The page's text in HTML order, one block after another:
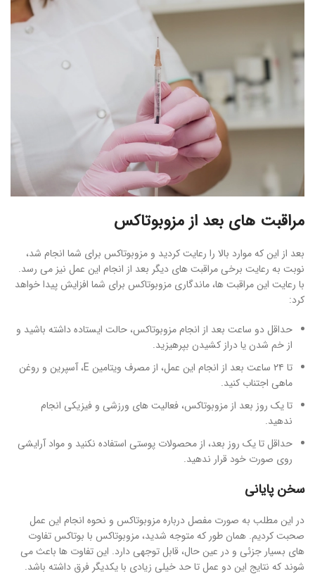
مراقبت های بعد از مزوبوتاکس
بعد از این که موارد بالا را رعایت کردید و مزوبوتاکس برای شما انجام شد،
نوبت به رعایت برخی مراقبت های دیگر بعد از انجام این عمل نیز می رسد.
با رعایت این مراقبت ها، ماندگاری مزوبوتاکس برای شما افزایش پیدا خواهد
کرد:
حداقل دو ساعت بعد از انجام مزوبوتاکس، حالت ایستاده داشته باشید و
از خم شدن یا دراز کشیدن بپرهیزید.
تا ۲۴ ساعت بعد از انجام این عمل، از مصرف ویتامین E، آسپرین و روغن
ماهی اجتناب کنید.
تا یک روز بعد از مزوبوتاکس، فعالیت های ورزشی و فیزیکی انجام
ندهید.
حداقل تا یک روز بعد، از محصولات پوستی استفاده نکنید و مواد آرایشی
روی صورت خود قرار ندهید.
سخن پایانی
در این مطلب به صورت مفصل درباره مزوبوتاکس و نحوه انجام این عمل
صحبت کردیم. همان طور که متوجه شدید، مزوبوتاکس با بوتاکس تفاوت
های بسیار جزئی و در عین حال، قابل توجهی دارد. این تفاوت ها باعث می
شوند که نتایج این دو عمل تا حد خیلی زیادی با یکدیگر فرق داشته باشد.